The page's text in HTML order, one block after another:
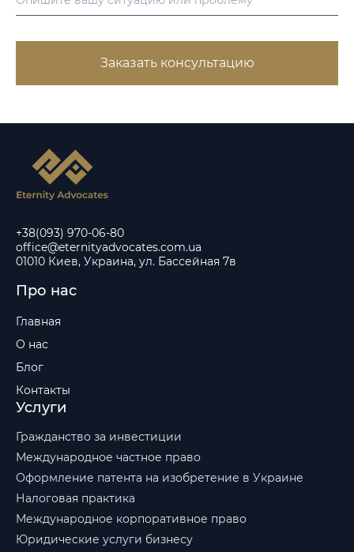
Заказать консультацию
+38(093) 970-06-80
office@eternityadvocates.com.ua
01010 Киев, Украина, ул. Бассейная 7в
Про нас
Главная
О нас
Блог
Контакты
Услуги
Гражданство за инвестиции
Международное частное право
Оформление патента на изобретение в Украине
Налоговая практика
Международное корпоративное право
Юридические услуги бизнесу